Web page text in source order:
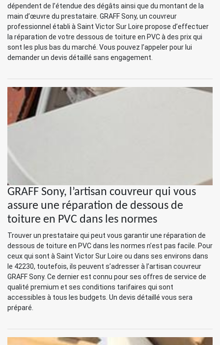
dépendent de l’étendue des dégâts ainsi que du montant de la
main d’œuvre du prestataire. GRAFF Sony, un couvreur
professionnel établi à Saint Victor Sur Loire propose d’effectuer
la réparation de votre dessous de toiture en PVC à des prix qui
sont les plus bas du marché. Vous pouvez l’appeler pour lui
demander un devis détaillé sans engagement.
GRAFF Sony, l’artisan couvreur qui vous
assure une réparation de dessous de
toiture en PVC dans les normes
Trouver un prestataire qui peut vous garantir une réparation de
dessous de toiture en PVC dans les normes n’est pas facile. Pour
ceux qui sont à Saint Victor Sur Loire ou dans ses environs dans
le 42230, toutefois, ils peuvent s’adresser à l’artisan couvreur
GRAFF Sony. Ce dernier est connu pour ses offres de service de
qualité premium et ses conditions tarifaires qui sont
accessibles à tous les budgets. Un devis détaillé vous sera
préparé.